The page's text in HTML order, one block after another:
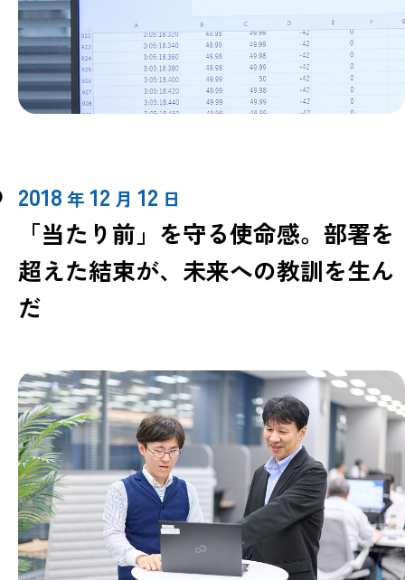
2018 年 12 月 12 日
「当たり前」を守る使命感。部署を
超えた結束が、未来への教訓を生ん
だ